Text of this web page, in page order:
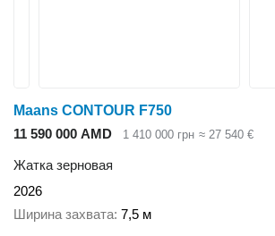
Maans СONTOUR F750
11 590 000 AMD
1 410 000 грн ≈ 27 540 €
Жатка зерновая
2026
Ширина захвата 7,5 м